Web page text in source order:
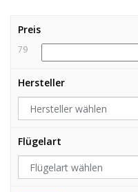
Preis
79
Hersteller
Flügelart